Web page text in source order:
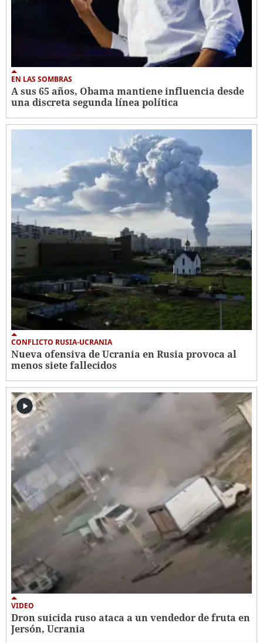
EN LAS SOMBRAS
A sus 65 años, Obama mantiene influencia desde
una discreta segunda línea política
CONFLICTO RUSIA-UCRANIA
Nueva ofensiva de Ucrania en Rusia provoca al
menos siete fallecidos
VIDEO
Dron suicida ruso ataca a un vendedor de fruta en
Jersón, Ucrania